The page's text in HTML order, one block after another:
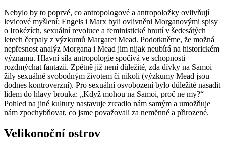
Nebylo by to poprvé, co antropologové a antropoložky ovlivňují
levicové myšlení: Engels i Marx byli ovlivněni Morganovými spisy
o Irokézích, sexuální revoluce a feministické hnutí v šedesátých
letech čerpaly z výzkumů Margaret Mead. Podotkněme, že možná
nepřesnost analýz Morgana i Mead jim nijak neubírá na historickém
významu. Hlavní síla antropologie spočívá ve schopnosti
rozdmýchat fantazii. Zpětně již není důležité, zda dívky na Samoi
žily sexuálně svobodným životem či nikoli (výzkumy Mead jsou
dodnes kontroverzní). Pro sexuální osvobození bylo důležité nasadit
lidem do hlavy brouka: „Když mohou na Samoi, proč ne my?“
Pohled na jiné kultury nastavuje zrcadlo nám samým a umožňuje
nám zpochybňovat, co jsme považovali za neměnné a přirozené.
Velikonoční ostrov